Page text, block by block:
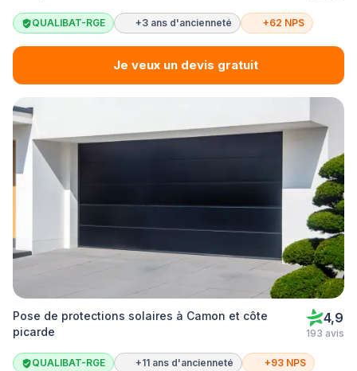
QUALIBAT-RGE +3 ans d'ancienneté +62 NPS
Je veux un devis gratuit
Pose de protections solaires à Camon et côte
picarde
4,9
193 avis
QUALIBAT-RGE +11 ans d'ancienneté +93 NPS